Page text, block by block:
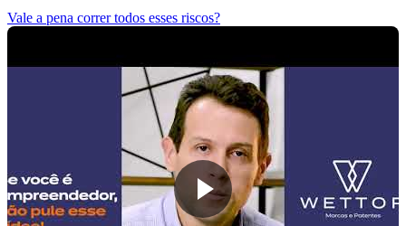
Vale a pena correr todos esses riscos?